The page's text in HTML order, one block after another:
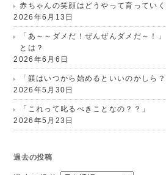
赤ちゃんの笑顔はどうやって育ってい
2026年6月13日
「あ～～ダメだ！ぜんぜんダメだ～！
とは？
2026年6月6日
「躾はいつから始めるといいのかしら？
2026年5月30日
「これって叱るべきことなの？？」
2026年5月23日
過去の投稿